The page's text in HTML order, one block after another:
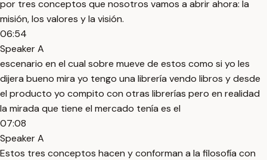
por tres conceptos que nosotros vamos a abrir ahora: la
misión, los valores y la visión.
06:54
Speaker A
escenario en el cual sobre mueve de estos como si yo les
dijera bueno mira yo tengo una librería vendo libros y desde
el producto yo compito con otras librerías pero en realidad
la mirada que tiene el mercado tenía es el
07:08
Speaker A
Estos tres conceptos hacen y conforman a la filosofía con